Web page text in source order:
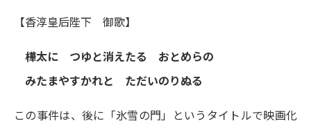
【香淳皇后陛下 御歌】
樺太に つゆと消えたる おとめらの
みたまやすかれと ただいのりぬる
この事件は、後に「氷雪の門」というタイトルで映画化